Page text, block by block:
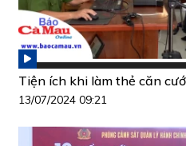
Tiện ích khi làm thẻ căn
13/07/2024 09:21